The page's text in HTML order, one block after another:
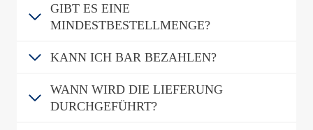
GIBT ES EINE
MINDESTBESTELLMENGE?
KANN ICH BAR BEZAHLEN?
WANN WIRD DIE LIEFERUNG
DURCHGEFÜHRT?